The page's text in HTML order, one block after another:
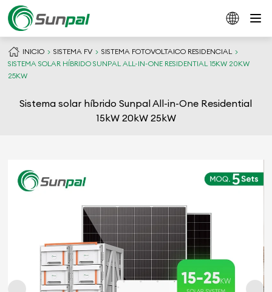
INICIO SISTEMA FV
SISTEMA FOTOVOLTAICO RESIDENCIAL
SISTEMA SOLAR HÍBRIDO SUNPAL ALL-IN-ONE RESIDENTIAL 15KW 20KW
25KW
Sistema solar híbrido Sunpal All-in-One Residential
15kW 20kW 25kW